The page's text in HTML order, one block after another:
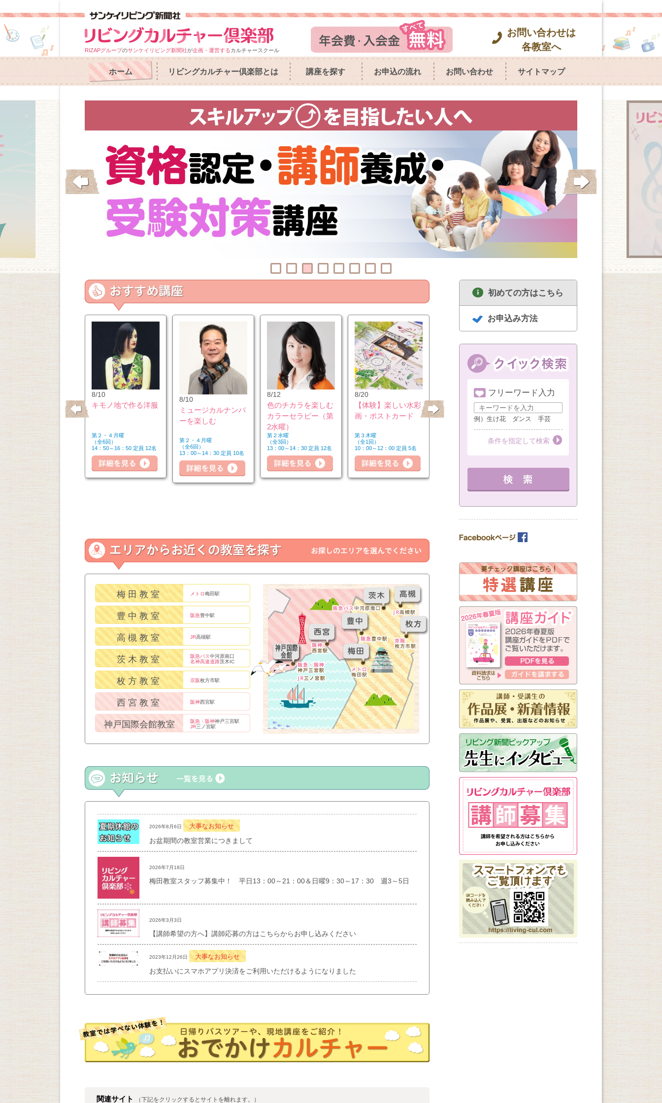
RIZAPグループのサンケイリビング新聞社が企画・運営するカルチャースクール
お問い合わせは
各教室へ
ホーム リビングカルチャー倶楽部とは 講座を探す お申込の流れ お問い合わせ サイトマップ
11/20
パールアクセサリー
のアレンジ＆リメイ
ク講座
第３金曜
（全4回）
12：30～14：30 定員 8名
8/10
キモノ地で作る洋服
第２・４月曜
（全6回）
14：50～16：50 定員 12名
8/10
ミュージカルナンバ
ーを楽しむ
第２・４月曜
（全6回）
13：00～14：30 定員 10名
8/12
色のチカラを楽しむ
カラーセラピー（第
2水曜）
第２水曜
（全3回）
13：00～14：30 定員 12名
8/20
【体験】楽しい水彩
画・ポストカード
第３木曜
（全1回）
10：00～12：00 定員 5名
8/21
日本画から俳画まで
12：30～14：30 定員 15名
8/21
基本のチーズ＆ワイ
ン講座
（全3回）
8/21
こども水彩
（小４以上）
第１・３金曜
（全6回）
16：45～18：15
を見る
詳細を見る
詳細を見る 詳細を見る
詳細を見る
梅田教室 メトロ梅田駅
豊中教室 阪急豊中駅
高槻教室 JR高槻駅
茨木教室 阪急バス中河原南口
名神高速道路茨木IC
枚方教室 京阪枚方市駅
西宮教室 阪神西宮駅
神戸国際会館教室 阪急・阪神神戸三宮駅
JR三ノ宮駅
2026年8月6日 大事なお知らせ
お盆期間の教室営業につきまして
2026年7月18日
梅田教室スタッフ募集中！ 平日13：00～21：00＆日曜9：30～17：30 週3～5日
2026年3月3日
【講師希望の方へ】講師応募の方はこちらからお申し込みください
2023年12月26日 大事なお知らせ
お支払いにスマホアプリ決済をご利用いただけるようになりました
関連サイト （下記をクリックするとサイトを離れます。）
初めての方はこちら
お申込み方法
フリーワード入力
例）生け花 ダンス 手芸
条件を指定して検索
教室を選ぶ
月 火 水
木
金
土 日
（※複数回答可）
開始時間の指定
午前の部
午後の部
夜の部
（※複数回答可）
新しく始まる講座
1日講座
体験講座
講座説明会